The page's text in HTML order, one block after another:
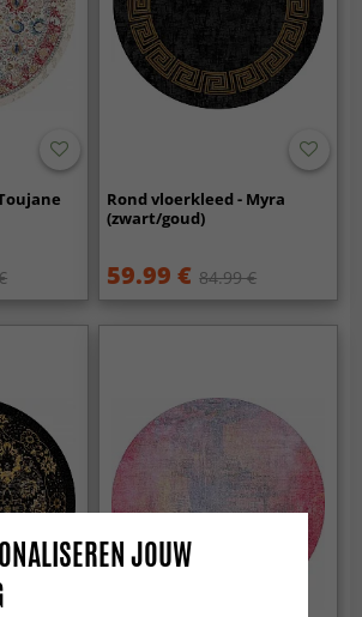
Rond vloerkleed - Myra
(zwart/goud)
59.99 € 84.99 €
JOUW